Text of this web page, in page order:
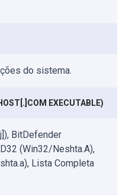
do sistema.
EXECUTABLE)
BitDefender
(Win32/Neshta.A),
Lista Completa